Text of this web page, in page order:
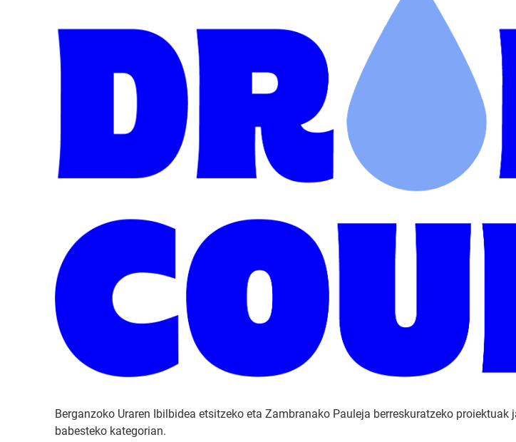
Berganzoko Uraren Ibilbidea etsitzeko eta Zambranako Pauleja berreskuratzeko
babesteko kategorian.